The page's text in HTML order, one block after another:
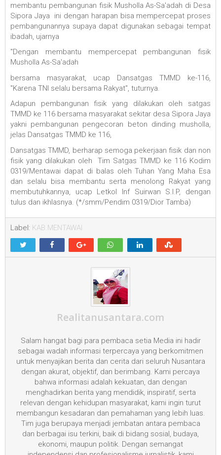
membantu pembangunan fisik Musholla As-Sa'adah di Desa
Sipora Jaya ini dengan harapan bisa mempercepat proses
pembangunannya supaya dapat digunakan sebagai tempat
ibadah, ujarnya
"Dengan membantu mempercepat pembangunan fisik
Musholla As-Sa'adah
bersama masyarakat, ucap Dansatgas TMMD ke-116,
"Karena TNI selalu bersama Rakyat", tuturnya.
Adapun pembangunan fisik yang dilakukan oleh satgas
TMMD ke 116 bersama masyarakat sekitar desa Sipora Jaya
yakni pembangunan pengecoran beton dinding musholla,
jelas Dansatgas TMMD ke 116,
Dansatgas TMMD, berharap semoga pekerjaan fisik dan non
fisik yang dilakukan oleh Tim Satgas TMMD ke 116 Kodim
0319/Mentawai dapat di balas oleh Tuhan Yang Maha Esa
dan selalu bisa membantu serta menolong Rakyat yang
membutuhkannya, ucap Letkol Inf Suirwan S.I.P, dengan
tulus dan ikhlasnya. (*/smm/Pendim 0319/Dior Tamba)
Label: KAB.MENTAWAI
Realitanusantara.com
Salam hangat bagi para pembaca setia Media ini hadir
sebagai wadah informasi terpercaya yang berkomitmen
untuk menyajikan berita dan cerita dari seluruh Nusantara
dengan akurat, objektif, dan berimbang. Kami percaya
bahwa informasi adalah kekuatan, dan dengan
menghadirkan berita yang mendidik, inspiratif, serta
relevan dengan kehidupan masyarakat, kami ingin turut
membangun kesadaran dan pemahaman yang lebih luas.
Tim juga berupaya menjadi jembatan antara pembaca
dan berbagai isu terkini, baik di bidang sosial, budaya,
ekonomi, maupun politik. Dengan semangat